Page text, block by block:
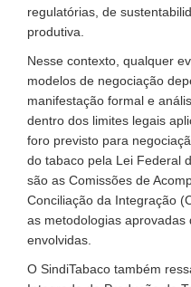
regulatórias, de
produtiva.
Nesse contexto, qualquer
modelos de negociação
manifestação formal e
dentro dos limites legais
foro previsto para
do tabaco pela Lei Federal
são as Comissões de
Conciliação da Integração
as metodologias
envolvidas.
O SindiTabaco também